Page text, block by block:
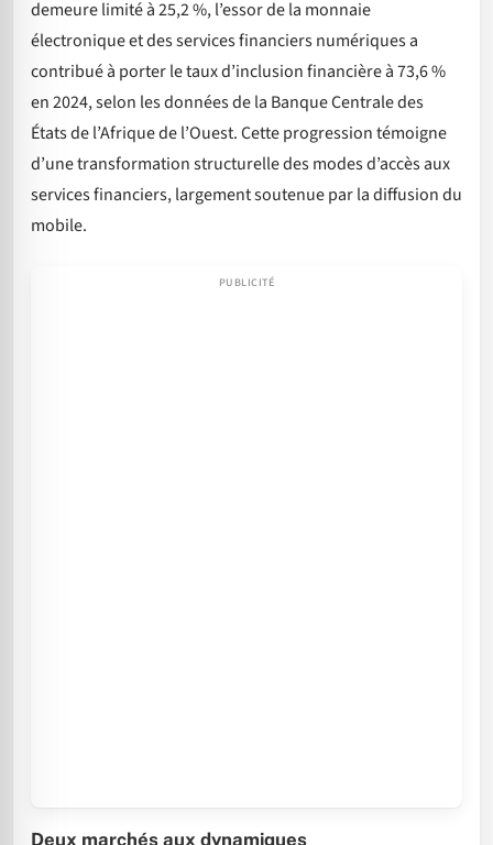
demeure limité à 25,2 %, l’essor de la monnaie
électronique et des services financiers numériques a
contribué à porter le taux d’inclusion financière à 73,6 %
en 2024, selon les données de la Banque Centrale des
États de l’Afrique de l’Ouest. Cette progression témoigne
d’une transformation structurelle des modes d’accès aux
services financiers, largement soutenue par la diffusion du
mobile.
Deux marchés aux dynamiques